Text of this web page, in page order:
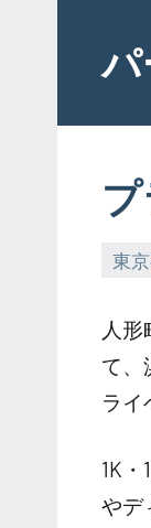
contentパ
東
人
て、
ライ
1K
やデ